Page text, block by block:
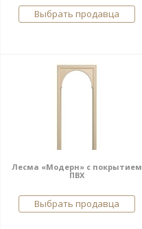
Выбрать продавца
Лесма «Модерн» с покрытием
ПВХ
Выбрать продавца